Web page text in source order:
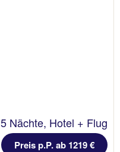
5 Nächte, Hotel + Flug
Preis p.P. ab 1219 €